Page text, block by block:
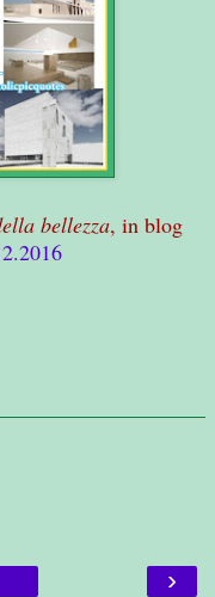
bellezza, in blog
›